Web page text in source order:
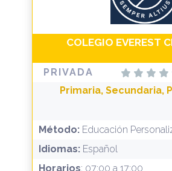
COLEGIO EVEREST
PRIVADA
Primaria, Secundaria,
Método: Educación
Idiomas: Español
Horarios: 07:00 a 17:00